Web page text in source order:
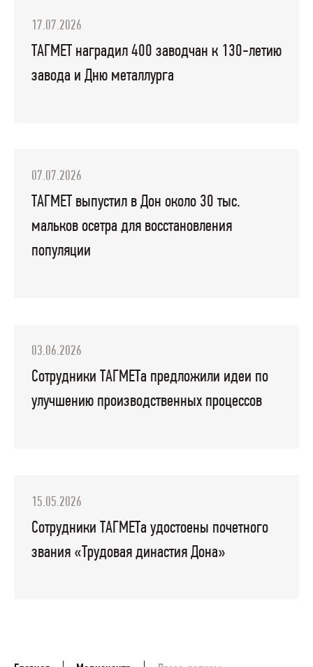
17.07.2026
ТАГМЕТ наградил 400 заводчан к 130-летию
завода и Дню металлурга
07.07.2026
ТАГМЕТ выпустил в Дон около 30 тыс.
мальков осетра для восстановления
популяции
03.06.2026
Сотрудники ТАГМЕТа предложили идеи по
улучшению производственных процессов
15.05.2026
Сотрудники ТАГМЕТа удостоены почетного
звания «Трудовая династия Дона»